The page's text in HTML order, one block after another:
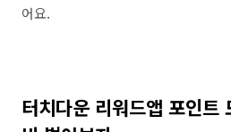
어요.
터치다운 리워드앱 포인트